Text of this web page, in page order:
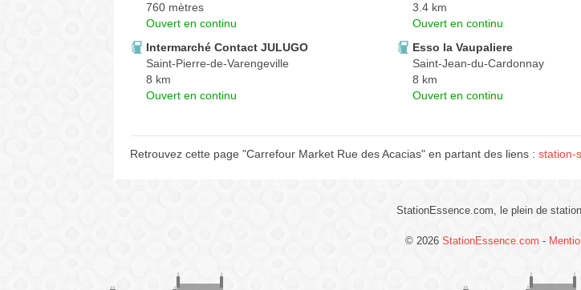
760 mètres
Ouvert en continu
3.4 km
Ouvert en continu
Intermarché Contact JULUGO
Saint-Pierre-de-Varengeville
8 km
Ouvert en continu
Esso la Vaupaliere
Saint-Jean-du-Cardonnay
8 km
Ouvert en continu
Retrouvez cette page "Carrefour Market Rue des Acacias" en partant des liens : station-
StationEssence.com, le plein de
© 2026 StationEssence.com -